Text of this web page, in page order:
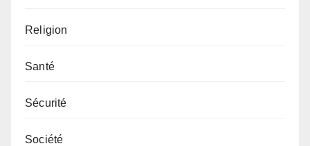
Religion
Santé
Sécurité
Société